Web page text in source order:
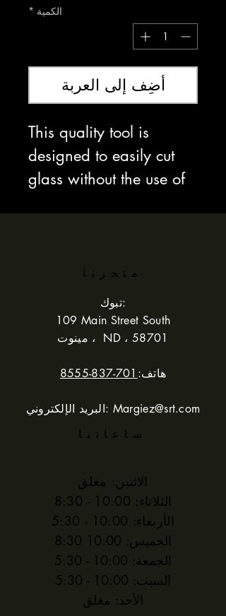
الكمية *
أضِف إلى العربة
This quality tool is
designed to easily cut
glass without the use of
mosaic pieces of glass,
and removing small
points from a piece of
glass.
متجرنا
تبوك:
109 Main Street South
مينوت ، ND ، 58701
هاتف: 701-837-8555
البريد الإلكتروني: Margiez@srt.com
ساعاتنا
الاثنين: مغلق
الثلاثاء: 10:00 - 8:30
الأربعاء: 10:00 - 5:30
الخميس: 10:00 8:30
الجمعة: 10:00 - 5:30
السبت: 10:00 - 5:30
الأحد: مغلق